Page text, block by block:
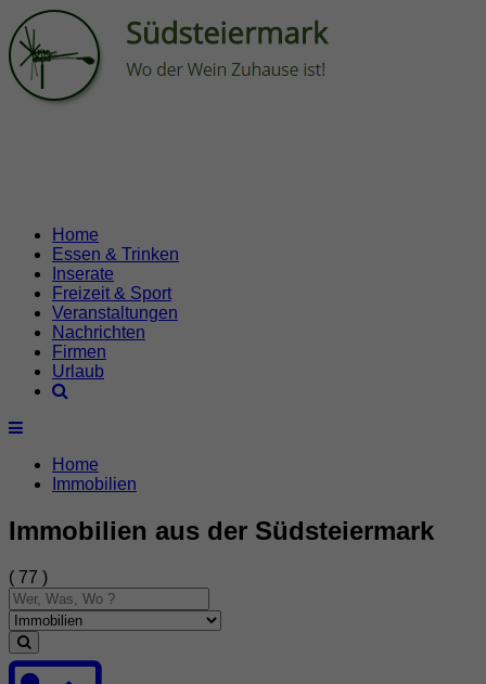
Home
Essen & Trinken
Inserate
Freizeit & Sport
Veranstaltungen
Nachrichten
Firmen
Urlaub
Home
Immobilien
Immobilien aus der Südsteiermark
( 77 )